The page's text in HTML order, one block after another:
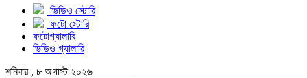
ভিডিও স্টোরি
ফটো স্টোরি
ফটোগ্যালারি
ভিডিও গ্যালারি
শনিবার , ৮ অগাস্ট ২০২৬